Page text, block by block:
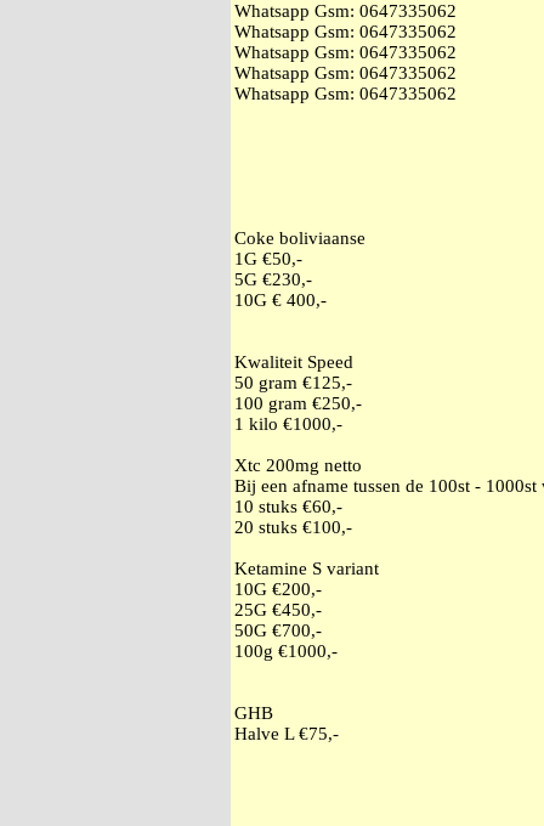
Whatsapp Gsm: ‭0647335062
Whatsapp Gsm: ‭0647335062
Whatsapp Gsm: ‭0647335062
Whatsapp Gsm: ‭0647335062
Whatsapp Gsm: ‭0647335062
Coke boliviaanse
1G €50,-
5G €230,-
10G € 400,-
Kwaliteit Speed
50 gram €125,-
100 gram €250,-
1 kilo €1000,-
Xtc 200mg netto
Bij een afname tussen de 100st -
10 stuks €60,-
20 stuks €100,-
Ketamine S variant
10G €200,-
25G €450,-
50G €700,-
100g €1000,-
GHB
Halve L €75,-